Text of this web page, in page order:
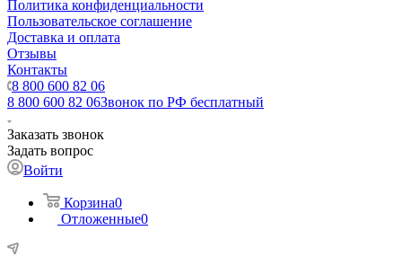
Политика конфиденциальности
Пользовательское соглашение
Доставка и оплата
Отзывы
Контакты
8 800 600 82 06
8 800 600 82 06Звонок по РФ бесплатный
Заказать звонок
Задать вопрос
Войти
Корзина0
Отложенные0